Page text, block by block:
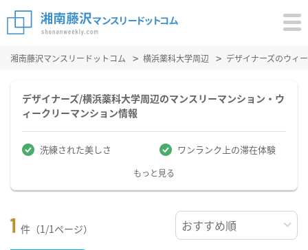
湘南藤沢マンスリードットコム 横浜薬科大学周辺 デザイナーズのウィ
デザイナーズ/横浜薬科大学周辺のマンスリーマンション・ウ
ィークリーマンション情報
洗練された美しさ ワンランク上の滞在体験
もっと見る
1 件（1/1ページ）